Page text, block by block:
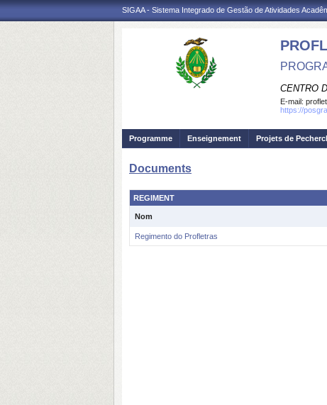
SIGAA - Sistema Integrado de Gestão de Atividades
CENTRO
E-mail:
https://
Programme Enseignement Projets de
Documents
REGIMENT
Nom
Regimento do Profletras